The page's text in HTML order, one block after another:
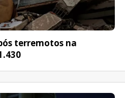
terremotos na